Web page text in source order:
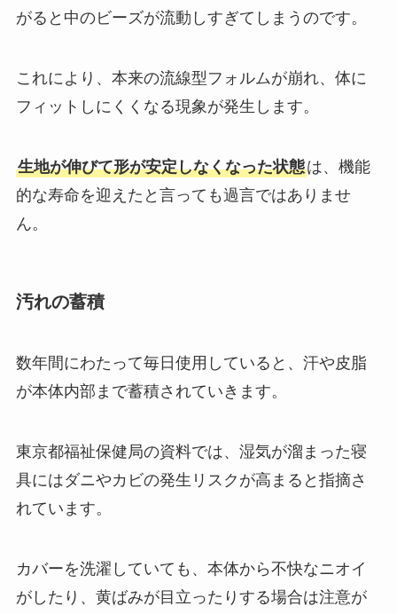
がると中のビーズが流動しすぎてしまうのです。
これにより、本来の流線型フォルムが崩れ、体に
フィットしにくくなる現象が発生します。
生地が伸びて形が安定しなくなった状態は、機能
的な寿命を迎えたと言っても過言ではありませ
ん。
汚れの蓄積
数年間にわたって毎日使用していると、汗や皮脂
が本体内部まで蓄積されていきます。
東京都福祉保健局の資料では、湿気が溜まった寝
具にはダニやカビの発生リスクが高まると指摘さ
れています。
カバーを洗濯していても、本体から不快なニオイ
がしたり、黄ばみが目立ったりする場合は注意が